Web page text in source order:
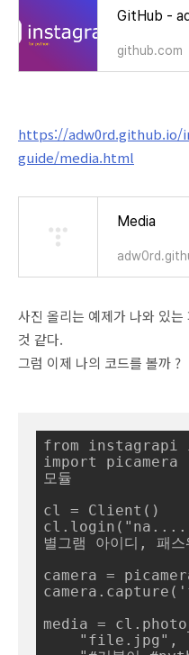
github.com
https://adw0rd.github.io/
guide/media.html
Media
사진 올리는 예제가 나와 있
것 같다.
그럼 이제 나의 코드를 볼까 ?
from instagrapi
import picamera
모듈
cl = Client()
별그램 아이디, 패스
camera =
media =